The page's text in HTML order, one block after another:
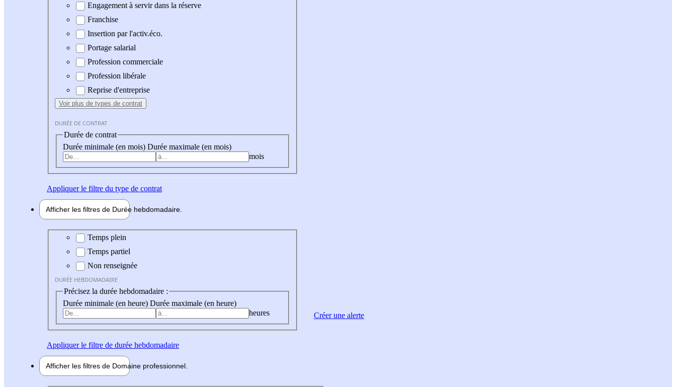
Engagement à servir dans la réserve
Franchise
Insertion par l'activ.éco.
Portage salarial
Profession commerciale
Profession libérale
Reprise d'entreprise
Voir plus de types de contrat
DURÉE DE CONTRAT
Durée de contrat
Durée minimale (en mois) Durée maximale (en mois)
mois
Appliquerle filtre du type de contrat
Afficher les filtres de Durée hebdomadaire
Durée hebdomadaire
Temps plein
Temps partiel
Non renseignée
DURÉE HEBDOMADAIRE
Précisez la durée hebdomadaire :
Durée minimale (en heure) Durée maximale (en heure)
heures
Appliquerle filtre de durée hebdomadaire
Afficher les filtres de Domaine professionnel
Créer une alerte